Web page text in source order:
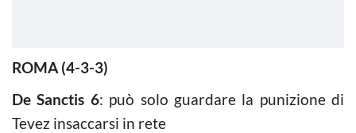
ROMA (4-3-3)
De Sanctis 6: può solo guardare la punizione di
Tevez insaccarsi in rete